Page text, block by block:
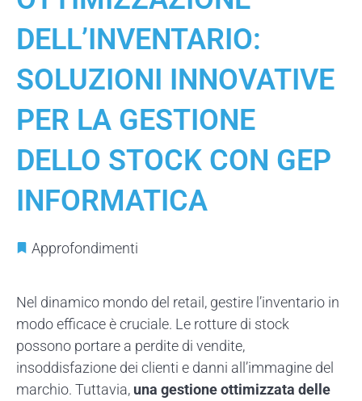
DELL’INVENTARIO:
SOLUZIONI INNOVATIVE
PER LA GESTIONE
DELLO STOCK CON GEP
INFORMATICA
Approfondimenti
Nel dinamico mondo del retail, gestire l’inventario in
modo efficace è cruciale. Le rotture di stock
possono portare a perdite di vendite,
insoddisfazione dei clienti e danni all’immagine del
marchio. Tuttavia, una gestione ottimizzata delle